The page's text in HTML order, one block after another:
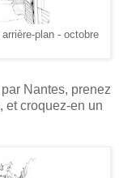
plan - octobre
Nantes, prenez
et croquez-en un